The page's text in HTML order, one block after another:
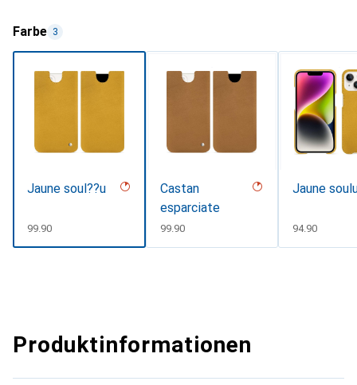
Farbe 3
Jaune soul??u
CHF
99.90
Castan
esparciate
CHF
99.90
Jaune
CHF
94.90
Produktinformationen